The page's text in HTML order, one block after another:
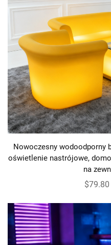
Nowoczesny wodoodporny
oświetlenie nastrójowe,
na